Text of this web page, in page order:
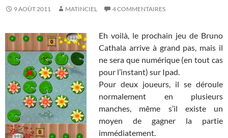
9 AOÛT 2011 MATINCIEL 4 COMMENTAIRES
Eh voilà, le prochain jeu de Bruno
Cathala arrive à grand pas, mais il
ne sera que numérique (en tout cas
pour l’instant) sur Ipad.
Pour deux joueurs, il se déroule
normalement en plusieurs
manches, même s’il existe un
moyen de gagner la partie
immédiatement.